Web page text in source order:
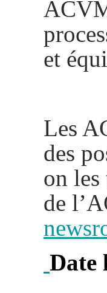
et
Les
des
on les
de
Date